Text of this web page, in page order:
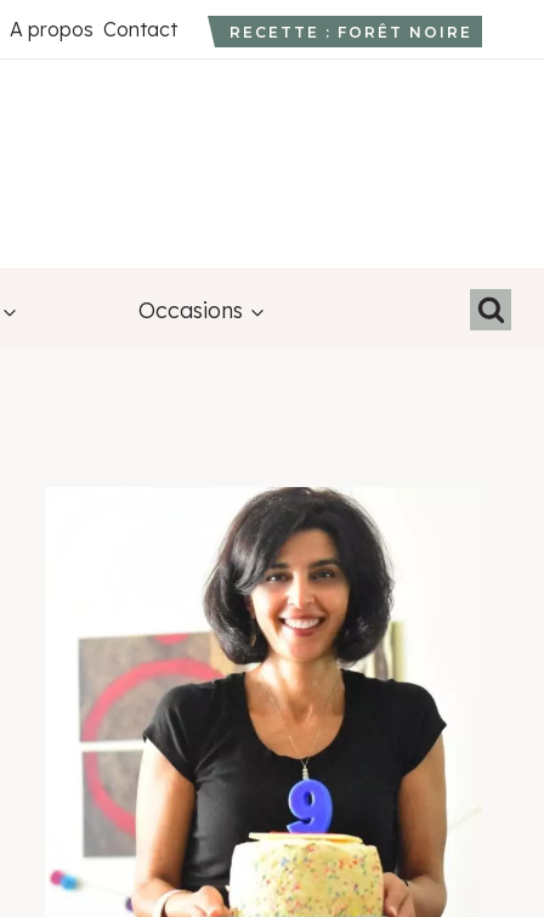
A propos Contact RECETTE : FORÊT NOIRE
Occasions